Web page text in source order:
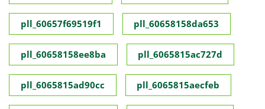
pll_60657f69519f1 pll_60658158da653
pll_60658158ee8ba pll_6065815ac727d
pll_6065815ad90cc pll_6065815aecfeb